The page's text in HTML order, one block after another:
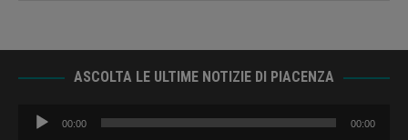
ASCOLTA LE ULTIME NOTIZIE DI PIACENZA
Audio
Player
00:00 00:00